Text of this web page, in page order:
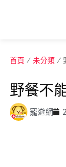
首頁 / 未分類 /
野餐不
寵遊網